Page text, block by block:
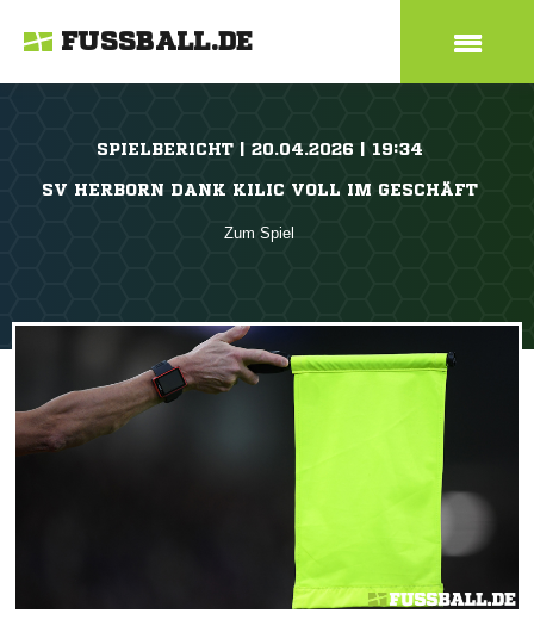
FUSSBALL.DE
SPIELBERICHT | 20.04.2026 | 19:34
SV HERBORN DANK KILIC VOLL IM GESCHÄFT
Zum Spiel